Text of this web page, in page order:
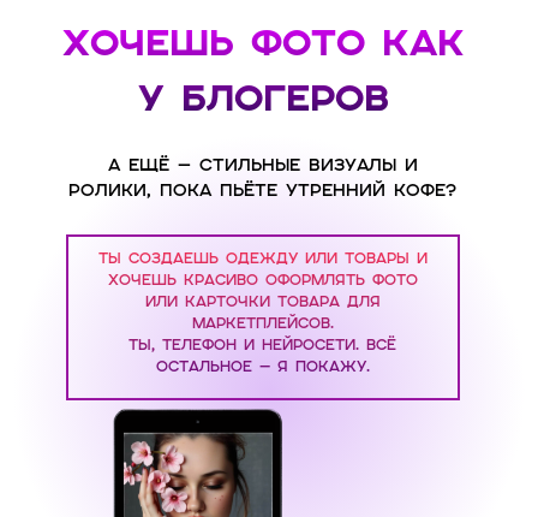
ХОЧЕШЬ ФОТО КАК
У БЛОГЕРОВ
А ещё — стильные визуалы и
ролики, пока пьёте утренний кофе?
ТЫ СОЗДАЕШЬ ОДЕЖДУ ИЛИ ТОВАРЫ И
ХОЧЕШЬ КРАСИВО ОФОРМЛЯТЬ ФОТО
ИЛИ КАРТОЧКИ ТОВАРА ДЛЯ
МАРКЕТПЛЕЙСОВ.
Ты, телефон и нейросети. Всё
остальное — я покажу.